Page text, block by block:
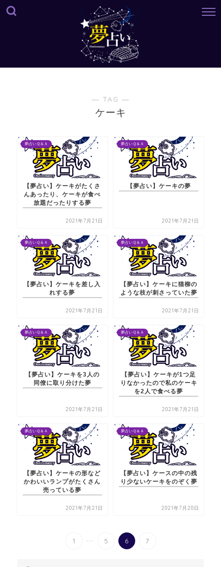
― TAG ―
ケーキ
夢占いＱ＆Ａ
【夢占い】ケーキがたくさ
んあったり、ケーキが食べ
放題だったりする夢
2021年7月21日
夢占いＱ＆Ａ
【夢占い】ケーキの夢
2021年7月21日
夢占いＱ＆Ａ
【夢占い】ケーキを差し入
れする夢
2021年7月21日
夢占いＱ＆Ａ
【夢占い】ケーキに猫柳の
ような枝が刺さっていた夢
2021年7月21日
夢占いＱ＆Ａ
【夢占い】ケーキを3人の
同僚に取り分けた夢
2021年7月21日
夢占いＱ＆Ａ
【夢占い】ケーキが1つ足
りなかったので私のケーキ
を2人で食べる夢
2021年7月21日
夢占いＱ＆Ａ
【夢占い】ケーキの形など
かわいいランプがたくさん
売っている夢
2021年7月21日
夢占いＱ＆Ａ
【夢占い】ケースの中の残
り少ないケーキをのぞく夢
2021年7月20日
1 ... 5 6 7